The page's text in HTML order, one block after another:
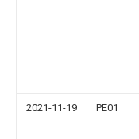
2021-11-19 PE01